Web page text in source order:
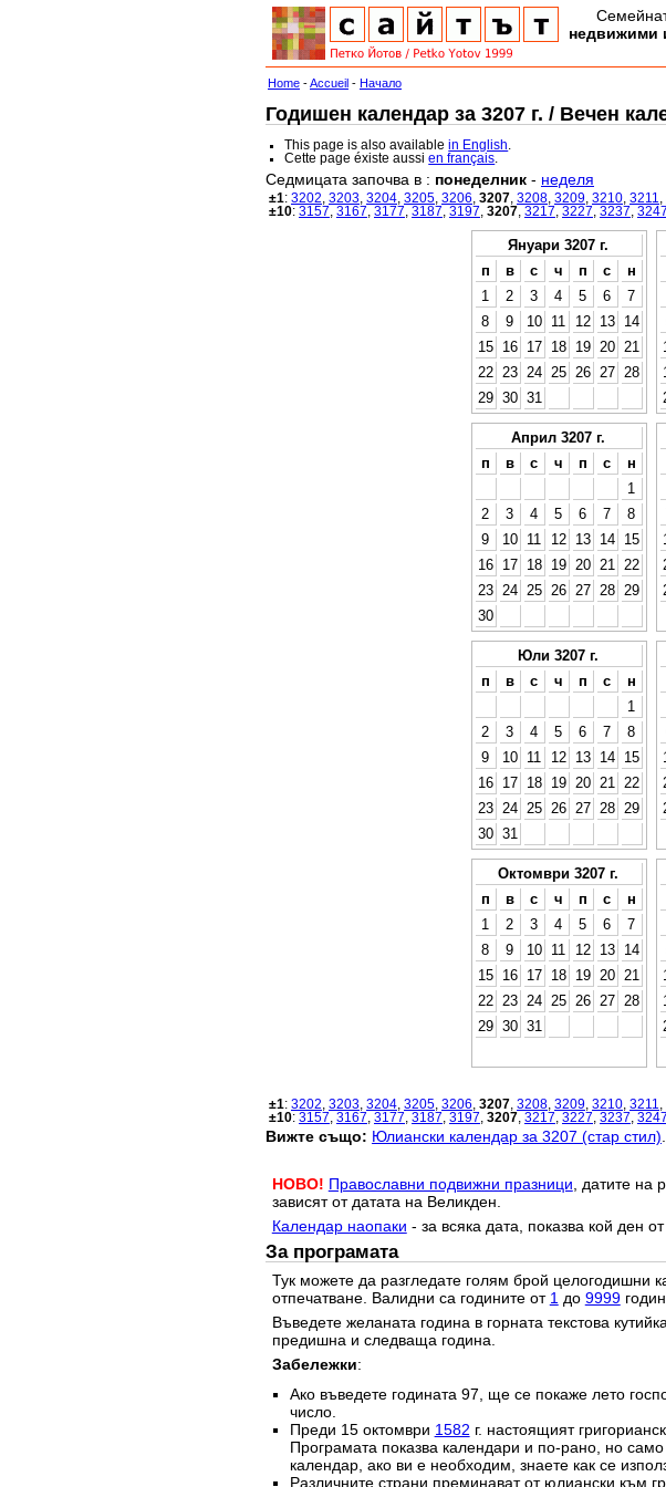
недвижими
Home -Accueil - Начало
Годишен календар за 3207 г. / Вечен
This page is also availablein English
Cette page éxiste aussien français
Седмицата започва в : понеделник - неделя
±1: 3202 3203 3204 3205 3206 3207 3208 3209 3210 3211
±10: 3157 3167 3177 3187 3197 3207 3217 3227 3237 3247
Януари 3207 г.
п
в с ч п с
н
1
2 3 4 5 6
7
8
9 10 11 12 13
14
15
16 17 18 19 20
21
22
23 24 25 26 27
28
29 30 31
Април 3207 г.
п
в с ч п с
н
1
2
3 4 5 6 7
8
9
10 11 12 13 14
15
16
17 18 19 20 21
22
23
24 25 26 27 28
29
30
Юли 3207 г.
п
в с ч п с
н
1
2
3 4 5 6 7
8
9
10 11 12 13 14
15
16
17 18 19 20 21
22
23
24 25 26 27 28
29
30 31
Октомври 3207 г.
п
в с ч п с
н
1
2 3 4 5 6
7
8
9 10 11 12 13
14
15
16 17 18 19 20
21
22
23 24 25 26 27
28
29 30 31
±1: 3202 3203 3204 3205 3206 3207 3208 3209 3210 3211
±10: 3157 3167 3177 3187 3197 3207 3217 3227 3237 3247
Вижте също: Юлиански календар за 3207 (стар стил)
НОВО! Православни подвижни празници , датите
зависят от датата на Великден.
Календар наопаки - за всяка дата, показва кой ден
За програмата
Тук можете да разгледате голям брой целогодишни
отпечатване. Валидни са годините от 1до 9999
Въведете желаната година в горната текстова
предишна и следваща година.
Забележки:
Ако въведете годината 97, ще се покаже лето
число.
Преди 15 октомври 1582 г. настоящият
Програмата показва календари и по-рано, но
календар, ако ви е необходим, знаете как се
Различните страни преминават от юлиански към